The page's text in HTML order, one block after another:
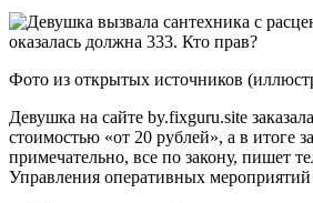
Фото из открытых источников
Девушка на сайте by.fixguru.site
стоимостью «от 20 рублей», а в итоге
примечательно, все по закону, пишет
Управления оперативных